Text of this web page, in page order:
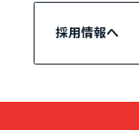
採用情報へ